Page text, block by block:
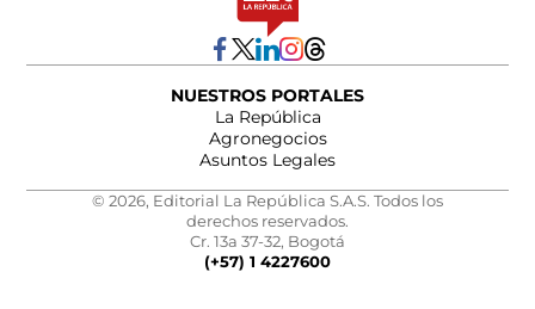
NUESTROS PORTALES
La República
Agronegocios
Asuntos Legales
© 2026, Editorial La República S.A.S. Todos los
derechos reservados.
Cr. 13a 37-32, Bogotá
(+57) 1 4227600